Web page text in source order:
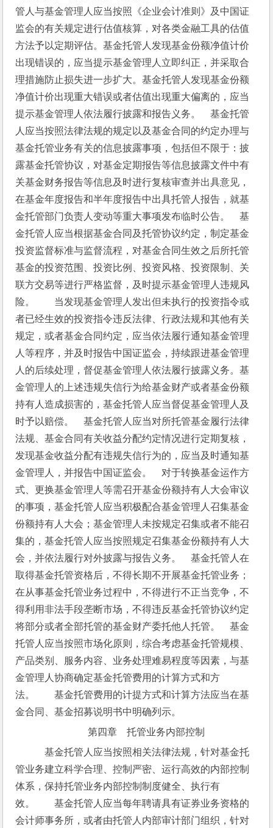
管人与基金管理人应当按照《企业会计准则》及中国证
监会的有关规定进行估值核算，对各类金融工具的估值
方法予以定期评估。基金托管人发现基金份额净值计价
出现错误的，应当提示基金管理人立即纠正，并采取合
理措施防止损失进一步扩大。基金托管人发现基金份额
净值计价出现重大错误或者估值出现重大偏离的，应当
提示基金管理人依法履行披露和报告义务。　基金托管
人应当按照法律法规的规定以及基金合同的约定办理与
基金托管业务有关的信息披露事项，包括但不限于：披
露基金托管协议，对基金定期报告等信息披露文件中有
关基金财务报告等信息及时进行复核审查并出具意见，
在基金年度报告和半年度报告中出具托管人报告，就基
金托管部门负责人变动等重大事项发布临时公告。　基
金托管人应当根据基金合同及托管协议约定，制定基金
投资监督标准与监督流程，对基金合同生效之后所托管
基金的投资范围、投资比例、投资风格、投资限制、关
联方交易等进行严格监督，及时提示基金管理人违规风
险。　　当发现基金管理人发出但未执行的投资指令或
者已经生效的投资指令违反法律、行政法规和其他有关
规定，或者基金合同约定，应当依法履行通知基金管理
人等程序，并及时报告中国证监会，持续跟进基金管理
人的后续处理，督促基金管理人依法履行披露义务。基
金管理人的上述违规失信行为给基金财产或者基金份额
持有人造成损害的，基金托管人应当督促基金管理人及
时予以赔偿。　基金托管人应当对所托管基金履行法律
法规、基金合同有关收益分配约定情况进行定期复核，
发现基金收益分配有违规失信行为的，应当及时通知基
金管理人，并报告中国证监会。　对于转换基金运作方
式、更换基金管理人等需召开基金份额持有人大会审议
的事项，基金托管人应当积极配合基金管理人召集基金
份额持有人大会；基金管理人未按规定召集或者不能召
集的，基金托管人应当按照规定召集基金份额持有人大
会，并依法履行对外披露与报告义务。　基金托管人在
取得基金托管资格后，不得长期不开展基金托管业务；
在从事基金托管业务过程中，不得进行不正当竞争，不
得利用非法手段垄断市场，不得违反基金托管协议约定
将部分或者全部托管的基金财产委托他人托管。　基金
托管人应当按照市场化原则，综合考虑基金托管规模、
产品类别、服务内容、业务处理难易程度等因素，与基
金管理人协商确定基金托管费用的计算方式和方
法。　　基金托管费用的计提方式和计算方法应当在基
金合同、基金招募说明书中明确列示。
第四章　托管业务内部控制
基金托管人应当按照相关法律法规，针对基金托
管业务建立科学合理、控制严密、运行高效的内部控制
体系，保持托管业务内部控制制度健全、执行有
效。　　基金托管人应当每年聘请具有证券业务资格的
会计师事务所，或者由托管人内部审计部门组织，针对